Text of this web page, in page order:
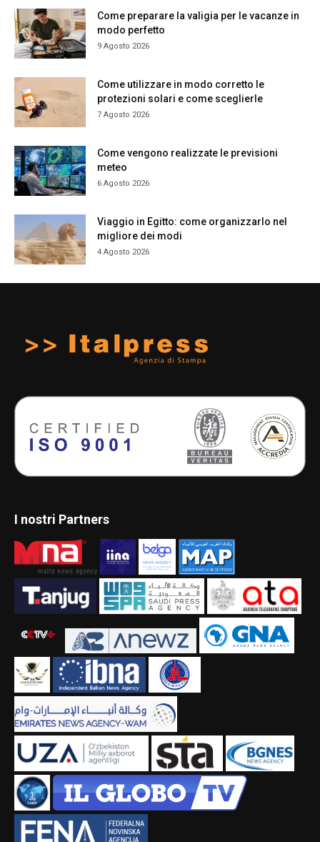
Come preparare la valigia per le vacanze in
modo perfetto
9 Agosto 2026
Come utilizzare in modo corretto le
protezioni solari e come sceglierle
7 Agosto 2026
Come vengono realizzate le previsioni
meteo
6 Agosto 2026
Viaggio in Egitto: come organizzarlo nel
migliore dei modi
4 Agosto 2026
I nostri Partners